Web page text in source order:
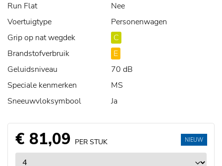
Run Flat
Nee
Voertuigtype
Personenwagen
Grip op nat wegdek
C
Brandstofverbruik
E
Geluidsniveau
70 dB
Speciale kenmerken
MS
Sneeuwvloksymbool
Ja
€ 81,09 PER STUK NIEUW